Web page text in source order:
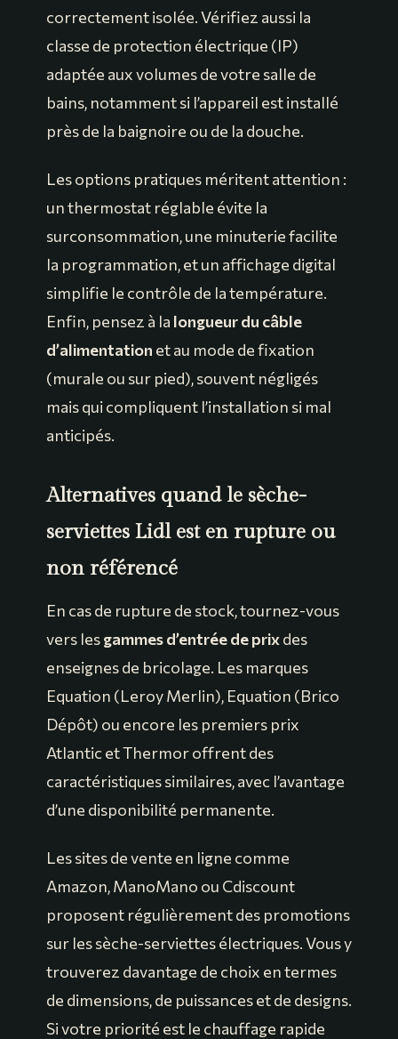
correctement isolée. Vérifiez aussi la
classe de protection électrique (IP)
adaptée aux volumes de votre salle de
bains, notamment si l’appareil est installé
près de la baignoire ou de la douche.
Les options pratiques méritent attention :
un thermostat réglable évite la
surconsommation, une minuterie facilite
la programmation, et un affichage digital
simplifie le contrôle de la température.
Enfin, pensez à la longueur du câble
d’alimentation et au mode de fixation
(murale ou sur pied), souvent négligés
mais qui compliquent l’installation si mal
anticipés.
Alternatives quand le sèche-
serviettes Lidl est en rupture ou
non référencé
En cas de rupture de stock, tournez-vous
vers lesgammes d’entrée de prixdes
enseignes de bricolage. Les marques
Equation (Leroy Merlin), Equation (Brico
Dépôt) ou encore les premiers prix
Atlantic et Thermor offrent des
caractéristiques similaires, avec l’avantage
d’une disponibilité permanente.
Les sites de vente en ligne comme
Amazon, ManoMano ou Cdiscount
proposent régulièrement des promotions
sur les sèche-serviettes électriques. Vous y
trouverez davantage de choix en termes
de dimensions, de puissances et de designs.
Si votre priorité est le chauffage rapide